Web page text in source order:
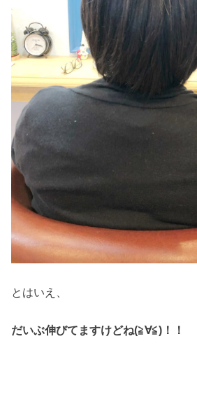
とはいえ、
だいぶ伸びてますけどね(≧∀≦)！！